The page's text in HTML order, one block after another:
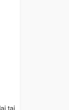
tại